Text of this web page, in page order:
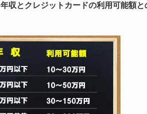
年収とクレジットカードの利用可能額と